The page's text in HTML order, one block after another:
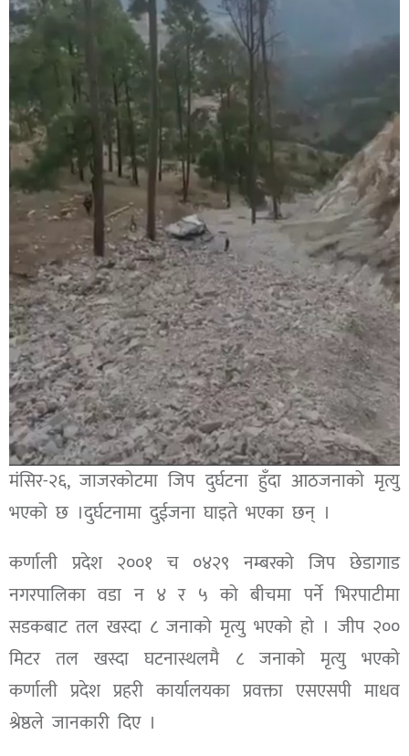
मंसिर-२६, जाजरकोटमा जिप दुर्घटना हुँदा आठजनाको मृत्यु
भएको छ ।दुर्घटनामा दुईजना घाइते भएका छन् ।
कर्णाली प्रदेश २००१ च ०४२९ नम्बरको जिप छेडागाड
नगरपालिका वडा न ४ र ५ को बीचमा पर्ने भिरपाटीमा
सडकबाट तल खस्दा ८ जनाको मृत्यु भएको हाे । जीप २००
मिटर तल खस्दा घटनास्थलमै ८ जनाको मृत्यु भएको
कर्णाली प्रदेश प्रहरी कार्यालयका प्रवक्ता एसएसपी माधव
श्रेष्ठले जानकारी दिए ।